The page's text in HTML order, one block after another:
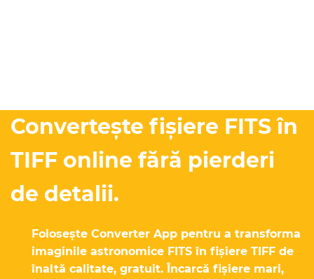
Convertește fișiere FITS în
TIFF online fără pierderi
de detalii.
Folosește Converter App pentru a transforma
imaginile astronomice FITS în fișiere TIFF de
înaltă calitate, gratuit. Încarcă fișiere mari,